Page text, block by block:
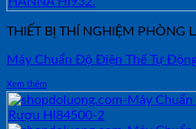
THIẾT BỊ THÍ NGHIỆM PHÒNG
Máy Chuẩn Độ Điện Thế Tự
Xem thêm